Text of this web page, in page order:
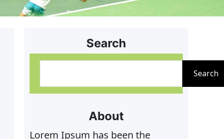
Search
c
e
Search
About
Lorem Ipsum has been the